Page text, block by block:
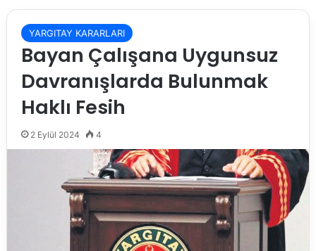
YARGITAY KARARLARI
Bayan Çalışana Uygunsuz
Davranışlarda Bulunmak
Haklı Fesih
2 Eylül 2024 4